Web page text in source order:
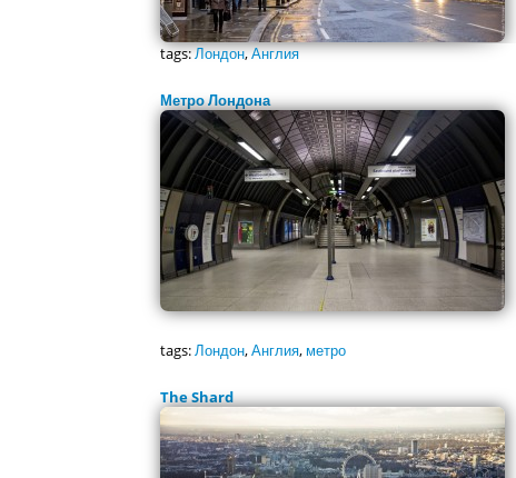
tags:Лондон,Англия
Метро Лондона
tags:Лондон,Англия,метро
The Shard